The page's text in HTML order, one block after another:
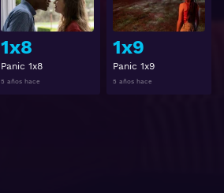
1x8
Panic 1x8
5 años hace
1x9
Panic 1x9
5 años hace